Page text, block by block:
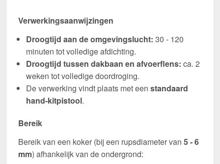
Verwerkingsaanwijzingen
Droogtijd aan de omgevingslucht: 30 - 120
minuten tot volledige afdichting.
Droogtijd tussen dakbaan en afvoerflens: ca. 2
weken tot volledige doordroging.
De verwerking vindt plaats met een standaard
hand-kitpistool.
Bereik
Bereik van een koker (bij een rupsdiameter van 5 - 6
mm) afhankelijk van de ondergrond: